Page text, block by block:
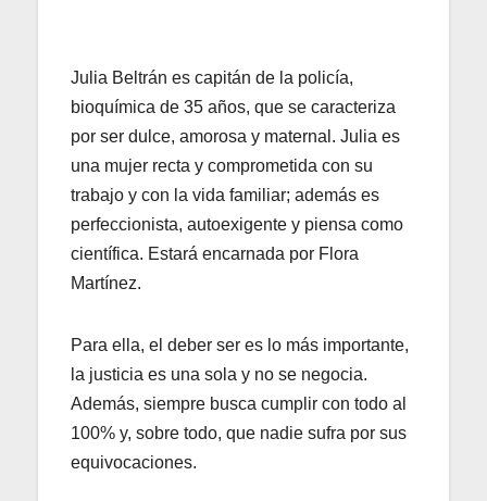
Julia Beltrán es capitán de la policía,
bioquímica de 35 años, que se caracteriza
por ser dulce, amorosa y maternal. Julia es
una mujer recta y comprometida con su
trabajo y con la vida familiar; además es
perfeccionista, autoexigente y piensa como
científica. Estará encarnada por Flora
Martínez.
Para ella, el deber ser es lo más importante,
la justicia es una sola y no se negocia.
Además, siempre busca cumplir con todo al
100% y, sobre todo, que nadie sufra por sus
equivocaciones.